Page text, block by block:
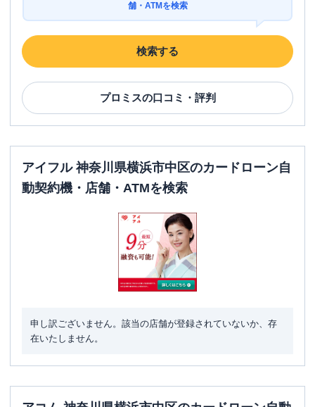
舗・ATMを検索
検索する
プロミスの口コミ・評判
アイフル 神奈川県横浜市中区のカードローン自
動契約機・店舗・ATMを検索
申し訳ございません。該当の店舗が登録されていないか、存
在いたしません。